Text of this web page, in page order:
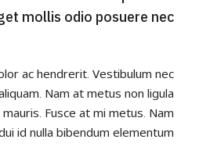
mollis odio posuere nec.
ac hendrerit. Vestibulum nec
Nam at metus non ligula
Fusce at mi metus. Nam
id nulla bibendum elementum.